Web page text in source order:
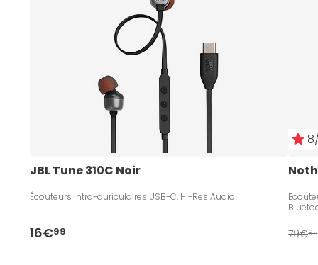
JBL Tune 310C Noir
Écouteurs intra-auriculaires USB-C, Hi-Res Audio
16€99 79€95